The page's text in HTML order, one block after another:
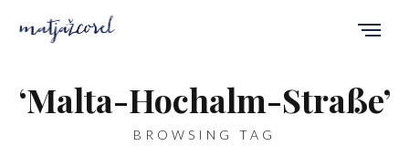
‘Malta-Hochalm-Straße’
BROWSING TAG